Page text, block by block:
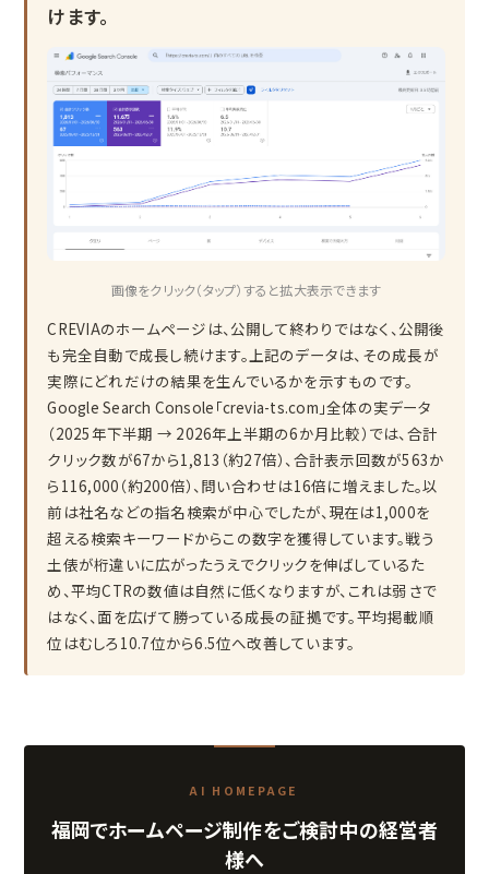
けます。
画像をクリック（タップ）すると拡大表示できます
CREVIAのホームページは、公開して終わりではなく、公開後
も完全自動で成長し続けます。上記のデータは、その成長が
実際にどれだけの結果を生んでいるかを示すものです。
Google Search Console「crevia-ts.com」全体の実データ
（2025年下半期 → 2026年上半期の6か月比較）では、合計
クリック数が67から1,813（約27倍）、合計表示回数が563か
ら116,000（約200倍）、問い合わせは16倍に増えました。以
前は社名などの指名検索が中心でしたが、現在は1,000を
超える検索キーワードからこの数字を獲得しています。戦う
土俵が桁違いに広がったうえでクリックを伸ばしているた
め、平均CTRの数値は自然に低くなりますが、これは弱さで
はなく、面を広げて勝っている成長の証拠です。平均掲載順
位はむしろ10.7位から6.5位へ改善しています。
AI HOMEPAGE
福岡でホームページ制作をご検討中の経営者
様へ